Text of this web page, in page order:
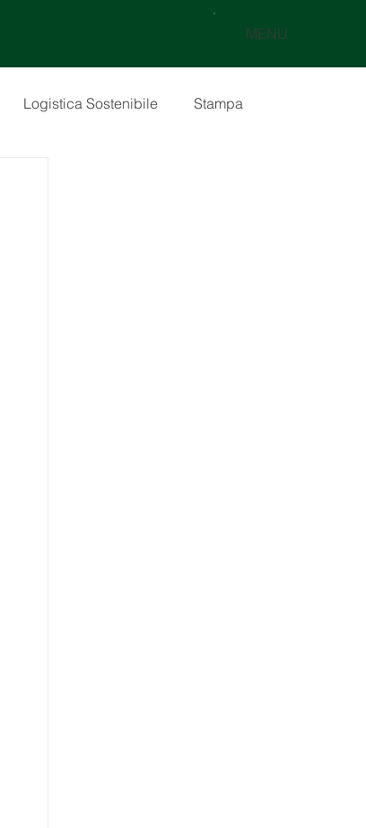
MENU
Logistica Sostenibile Stampa